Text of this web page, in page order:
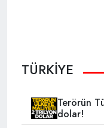
TÜRKİYE
Terörün
dolar!